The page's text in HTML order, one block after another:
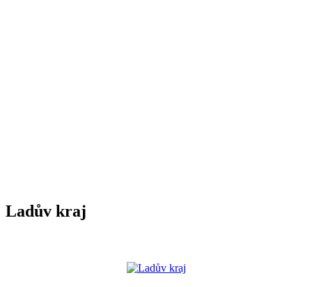
Ladův kraj